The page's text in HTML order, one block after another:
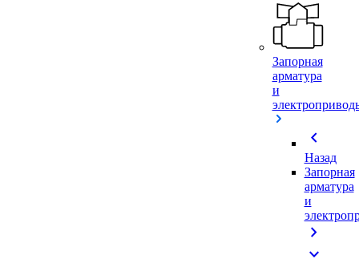
Запорная
арматура
и
chevron_left
Назад
Запорная
арматура
и
chevron_right
expand_more